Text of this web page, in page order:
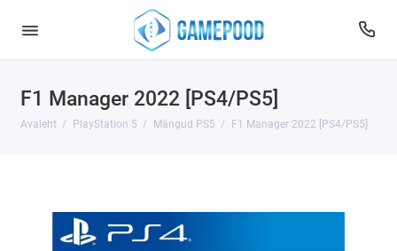
F1 Manager 2022 [PS4/PS5]
Avaleht PlayStation 5 Mängud PS5 F1 Manager 2022 [PS4/PS5]